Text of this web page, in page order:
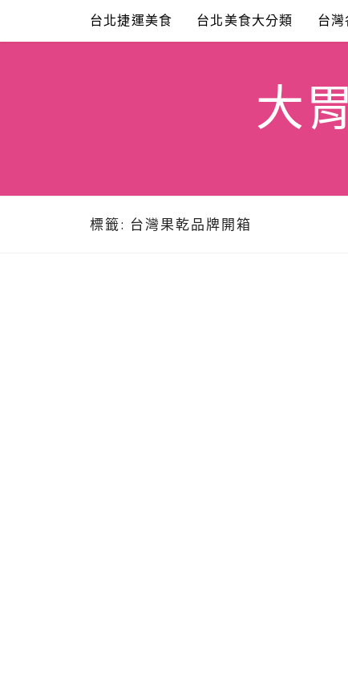
content
台北捷運美食 台北美食大分類 台灣
大
標籤: 台灣果乾品牌開箱